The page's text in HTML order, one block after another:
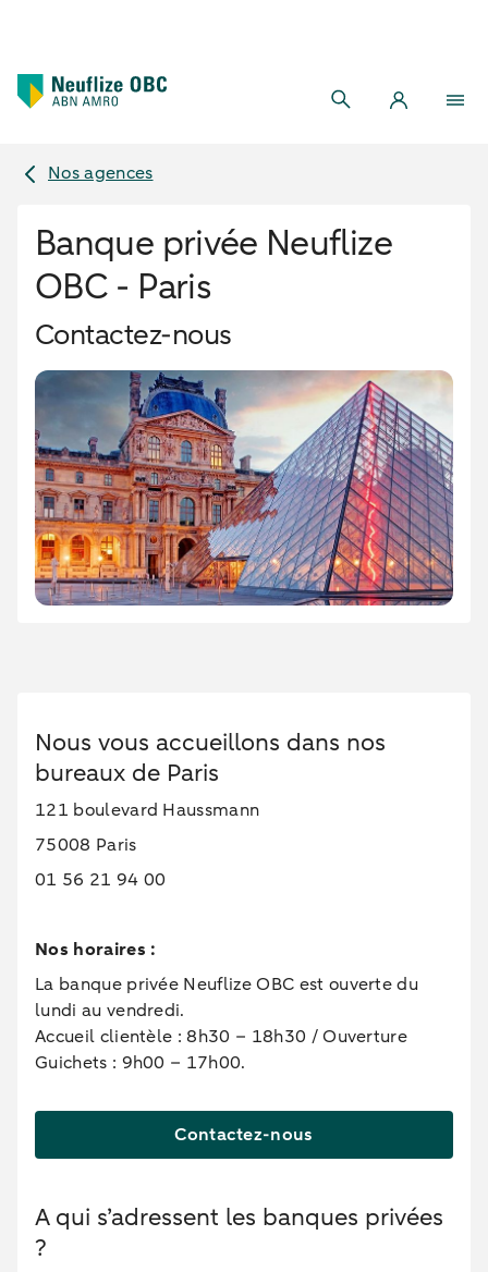
Nos agences
Banque privée Neuflize
OBC - Paris
Contactez-nous
Nous vous accueillons dans nos
bureaux de Paris
121 boulevard Haussmann
75008 Paris
01 56 21 94 00
Nos horaires :
La banque privée Neuflize OBC est ouverte du
lundi au vendredi.
Accueil clientèle : 8h30 – 18h30 / Ouverture
Guichets : 9h00 – 17h00.
Contactez-nous
A qui s’adressent les banques privées
?